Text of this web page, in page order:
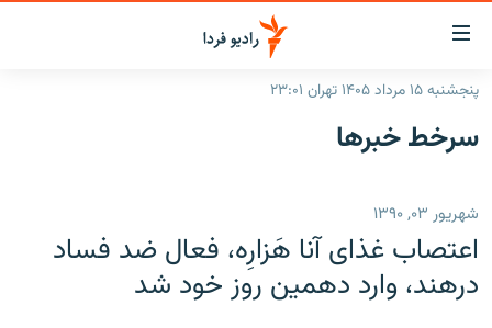
لینک‌های
قابلیت
دسترسی
بازگشت
اصلی
رفتن
صفحه
ایران
انتخاب کنید و بشنویدپادکست
پنجشنبه ۱۵ مرداد ۱۴۰۵ تهران ۲۳:۰۱
سرخط‌ خبرها
شهریور ۰۳, ۱۳۹۰
اعتصاب غذای آنا هَزارِه، فعال ضد فساد
درهند، وارد دهمین روز خود شد